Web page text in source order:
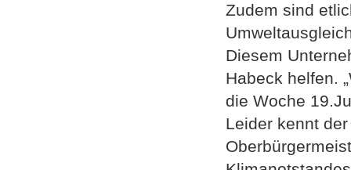
Zudem sind
Diesem
Habeck helfen.
die Woche
Leider kennt